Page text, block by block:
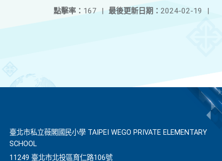
最後更新日期： 2024-02-19 |
點擊率： 167 |
臺北市私立薇閣國民小學 TAIPEI WEGO PRIVATE ELEMENTARY
SCHOOL
11249 臺北市北投區育仁路106號